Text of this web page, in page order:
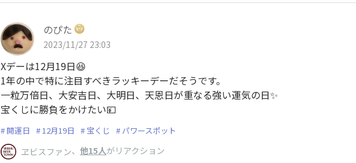
のぴた
2023/11/27 23:03
Xデーは12月19日😆
1年の中で特に注目すべきラッキーデーだそうです。
一粒万倍日、大安吉日、大明日、天恩日が重なる強い運気の日✨
宝くじに勝負をかけたい💴
開運日 12月19日 宝くじ パワースポット
ヱビスファン、 他15人がリアクション